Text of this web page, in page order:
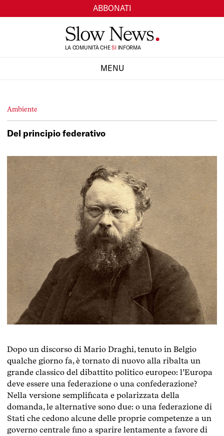
ABBONATI
LA COMUNITÀ CHE
TI
SI INFORMA
MENU
Ambiente
Del principio federativo
Dopo un discorso di Mario Draghi, tenuto in Belgio
qualche giorno fa, è tornato di nuovo alla ribalta un
grande classico del dibattito politico europeo: l’Europa
deve essere una federazione o una confederazione?
Nella versione semplificata e polarizzata della
domanda, le alternative sono due: o una federazione di
Stati che cedono alcune delle proprie competenze a un
governo centrale fino a sparire lentamente a favore di